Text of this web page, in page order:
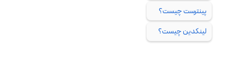
پینترست چیست؟
لینکدین چیست؟